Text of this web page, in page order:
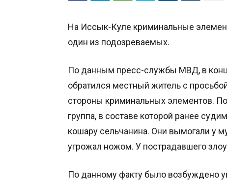
На Иссык-Куле криминальные
один из подозреваемых.
По данным пресс-службы МВД, в
обратился местный житель с
стороны криминальных элементов.
группа, в составе которой ранее
кошару сельчанина. Они вымогали у
угрожал ножом. У пострадавшего
По данному факту было возбуждено